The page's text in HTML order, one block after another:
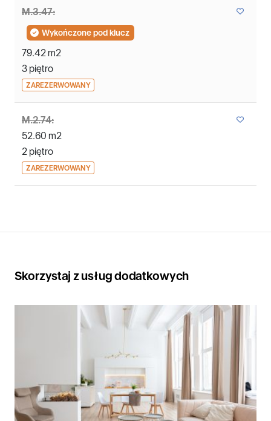
M.3.47:
Wykończone pod klucz
79.42 m2
3 piętro
ZAREZERWOWANY
M.2.74:
52.60 m2
2 piętro
ZAREZERWOWANY
Skorzystaj z usług dodatkowych